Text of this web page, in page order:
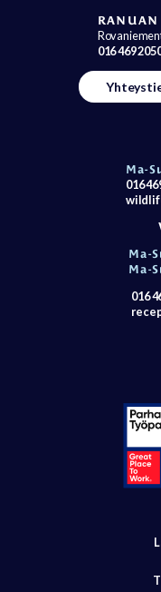
RANUAN
016 469
Ma-
016
Ma-
Ma-
016